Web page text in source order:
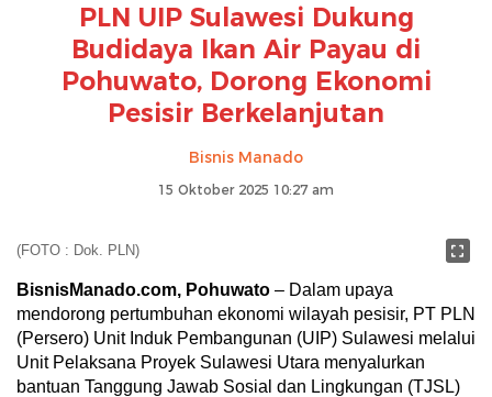
PLN UIP Sulawesi Dukung
Budidaya Ikan Air Payau di
Pohuwato, Dorong Ekonomi
Pesisir Berkelanjutan
Bisnis Manado
15 Oktober 2025 10:27 am
(FOTO : Dok. PLN)
BisnisManado.com, Pohuwato – Dalam upaya
mendorong pertumbuhan ekonomi wilayah pesisir, PT PLN
(Persero) Unit Induk Pembangunan (UIP) Sulawesi melalui
Unit Pelaksana Proyek Sulawesi Utara menyalurkan
bantuan Tanggung Jawab Sosial dan Lingkungan (TJSL)